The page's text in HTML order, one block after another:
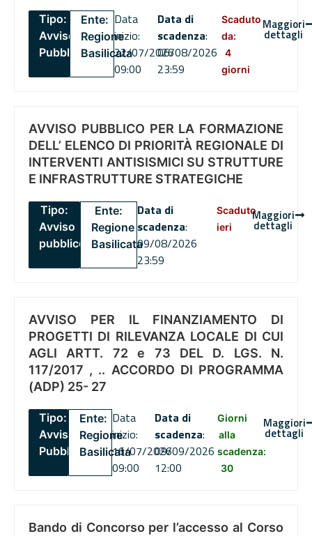
Tipo:
Avviso
Pubblico
Ente:
Regione
Basilicata
Data
inizio:
22/07/2026
09:00
Data di
scadenza:
06/08/2026
23:59
Scaduto
da:
4
giorni
Maggiori
dettagli
AVVISO PUBBLICO PER LA FORMAZIONE
DELL’ ELENCO DI PRIORITÀ REGIONALE DI
INTERVENTI ANTISISMICI SU STRUTTURE
E INFRASTRUTTURE STRATEGICHE
Tipo:
Avviso
pubblico
Ente:
Regione
Basilicata
Data di
scadenza:
09/08/2026
23:59
Scaduto
ieri
Maggiori
dettagli
AVVISO PER IL FINANZIAMENTO DI
PROGETTI DI RILEVANZA LOCALE DI CUI
AGLI ARTT. 72 e 73 DEL D. LGS. N.
117/2017 , .. ACCORDO DI PROGRAMMA
(ADP) 25- 27
Tipo:
Avviso
Pubblico
Ente:
Regione
Basilicata
Data
inizio:
16/07/2026
09:00
Data di
scadenza:
09/09/2026
12:00
Giorni
alla
scadenza:
30
Maggiori
dettagli
Bando di Concorso per l’accesso al Corso